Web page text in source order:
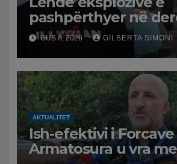
pashpërthyer në
dyqanit të Noizyt në
policia nis hetimet për
ngjarjen
GUS 8, 2026 GILBERTA SIMONI
AKTUALITET
Ish-efektivi i
Armatosura u vra me